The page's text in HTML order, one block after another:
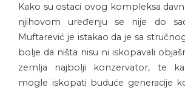
Kako su ostaci ovog kompleksa
njihovom uređenju se nije do
Muftarević je istakao da je sa
bolje da ništa nisu ni iskopavali
zemlja najbolji konzervator, te
mogle iskopati buduće generacije